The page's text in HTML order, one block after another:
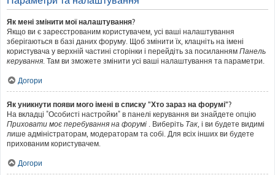
Як мені змінити мої налаштування?
Якщо ви є зареєстрованим користувачем, усі ваші налаштування
зберігаються в базі даних форуму. Щоб змінити їх, клацніть на імені
користувача у верхній частині сторінки і перейдіть за посиланням Панель
керування. Там ви зможете змінити усі ваші налаштування та параметри.
Догори
Як уникнути появи мого імені в списку "Хто зараз на форумі"?
На вкладці "Особисті настройки" в панелі керування ви знайдете опцію
Приховати моє перебування на форумі . Виберіть Так, і ви будете видимі
лише адміністраторам, модераторам та собі. Для всіх інших ви будете
прихованим користувачем.
Догори